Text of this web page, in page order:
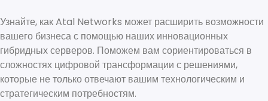
Узнайте, как Atal Networks может расширить возможности
вашего бизнеса с помощью наших инновационных
гибридных серверов. Поможем вам сориентироваться в
сложностях цифровой трансформации с решениями,
которые не только отвечают вашим технологическим и
стратегическим потребностям.